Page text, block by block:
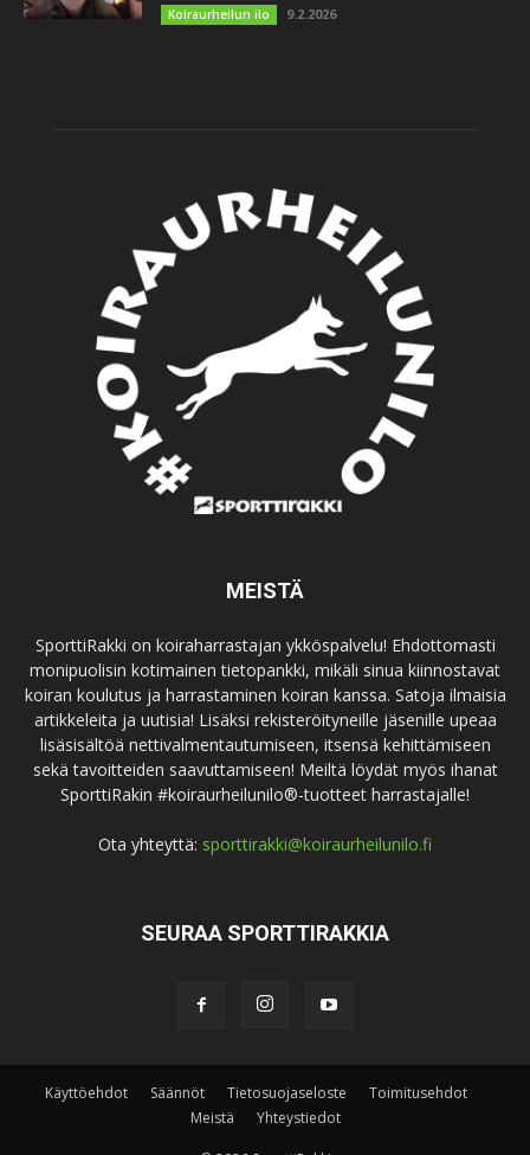
Koiraurheilun ilo 9.2.2026
MEISTÄ
SporttiRakki on koiraharrastajan ykköspalvelu! Ehdottomasti
monipuolisin kotimainen tietopankki, mikäli sinua kiinnostavat
koiran koulutus ja harrastaminen koiran kanssa. Satoja ilmaisia
artikkeleita ja uutisia! Lisäksi rekisteröityneille jäsenille upeaa
lisäsisältöä nettivalmentautumiseen, itsensä kehittämiseen
sekä tavoitteiden saavuttamiseen! Meiltä löydät myös ihanat
SporttiRakin #koiraurheilunilo®-tuotteet harrastajalle!
Ota yhteyttä: sporttirakki@koiraurheilunilo.fi
SEURAA SPORTTIRAKKIA
Käyttöehdot Säännöt Tietosuojaseloste
Toimitusehdot
Meistä
Yhteystiedot